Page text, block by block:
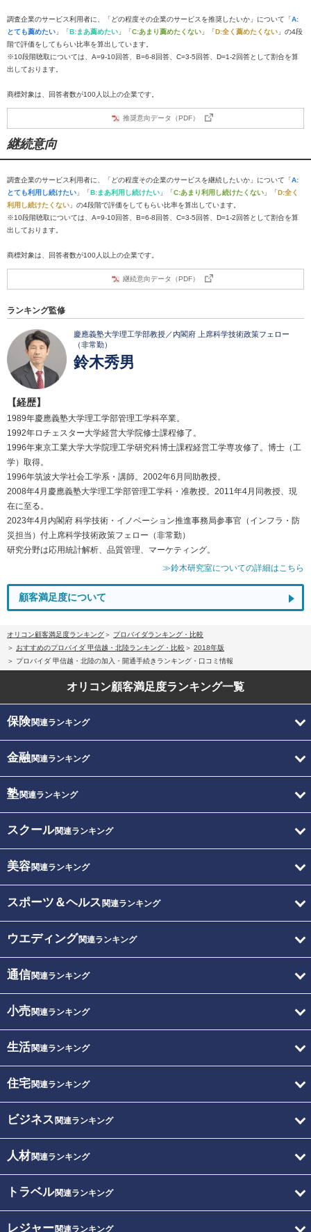
調査企業のサービス利用者に、「どの程度その企業のサービスを推奨したいか」について「A:
とても薦めたい 」「B:まあ薦めたい 」「C:あまり薦めたくない 」「D:全く薦めたくない 」の4段
階で評価をしてもらい比率を算出しています。
※10段階聴取については、A=9-10回答、B=6-8回答、C=3-5回答、D=1-2回答として割合を算
出しております。
商標対象は、回答者数が100人以上の企業です。
推奨意向データ（PDF）
継続意向
調査企業のサービス利用者に、「どの程度その企業のサービスを継続したいか」について「A:
とても利用し続けたい 」「B:まあ利用し続けたい 」「C:あまり利用し続けたくない 」「D:全く
利用し続けたくない 」の4段階で評価をしてもらい比率を算出しています。
※10段階聴取については、A=9-10回答、B=6-8回答、C=3-5回答、D=1-2回答として割合を算
出しております。
商標対象は、回答者数が100人以上の企業です。
継続意向データ（PDF）
ランキング監修
慶應義塾大学理工学部教授／内閣府 上席科学技術政策フェロー
（非常勤）
鈴木秀男
【経歴】
1989年慶應義塾大学理工学部管理工学科卒業。
1992年ロチェスター大学経営大学院修士課程修了。
1996年東京工業大学大学院理工学研究科博士課程経営工学専攻修了。博士（工
学）取得。
1996年筑波大学社会工学系・講師。2002年6月同助教授。
2008年4月慶應義塾大学理工学部管理工学科・准教授。2011年4月同教授、現
在に至る。
2023年4月内閣府 科学技術・イノベーション推進事務局参事官（インフラ・防
災担当）付上席科学技術政策フェロー（非常勤）
研究分野は応用統計解析、品質管理、マーケティング。
≫鈴木研究室についての詳細はこちら
顧客満足度について
オリコン顧客満足度ランキング
プロバイダランキング・比較
おすすめのプロバイダ 甲信越・北陸ランキング・比較
2018年版
プロバイダ 甲信越・北陸の加入・開通手続きランキング・口コミ情報
オリコン顧客満足度ランキング一覧
保険関連ランキング
金融関連ランキング
塾関連ランキング
スクール関連ランキング
美容関連ランキング
スポーツ＆ヘルス 関連ランキング
ウエディング関連ランキング
通信関連ランキング
小売関連ランキング
生活関連ランキング
住宅関連ランキング
ビジネス 関連ランキング
人材関連ランキング
トラベル関連ランキング
レジャー関連ランキング